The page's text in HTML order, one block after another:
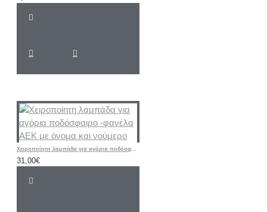
Χειροποίητη λαμπάδα για αγόρια ποδόσφαιρο -φανέλα ΑΕΚ με όνομα και νούμερο
31,00€